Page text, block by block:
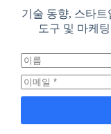
기술 동향, 스타트
도구 및 마케